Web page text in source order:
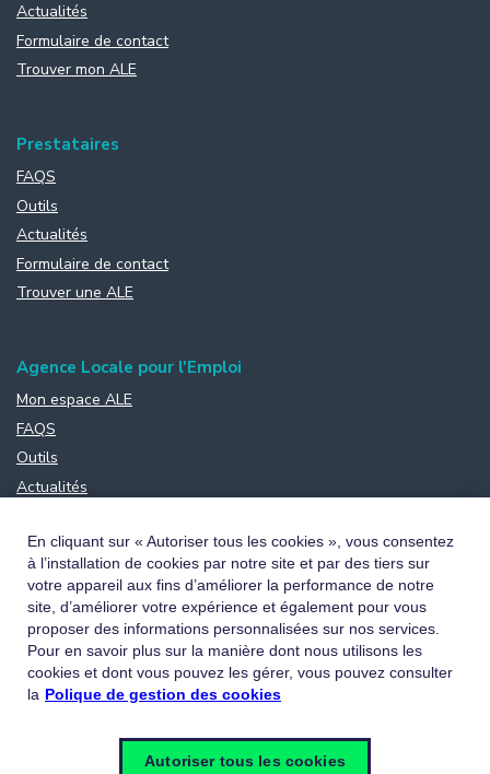
Actualités
Formulaire de contact
Trouver mon ALE
Prestataires
FAQS
Outils
Actualités
Formulaire de contact
Trouver une ALE
Agence Locale pour l'Emploi
Mon espace ALE
FAQS
Outils
Actualités
En cliquant sur « Autoriser tous les cookies », vous consentez
à l’installation de cookies par notre site et par des tiers sur
votre appareil aux fins d’améliorer la performance de notre
site, d’améliorer votre expérience et également pour vous
proposer des informations personnalisées sur nos services.
Pour en savoir plus sur la manière dont nous utilisons les
cookies et dont vous pouvez les gérer, vous pouvez consulter
la Polique de gestion des cookies
Autoriser tous les cookies